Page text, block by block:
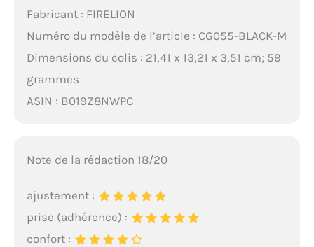
Fabricant : FIRELION
Numéro du modèle de l’article : CG055-BLACK-M
Dimensions du colis : 21,41 x 13,21 x 3,51 cm; 59
grammes
ASIN : B019Z8NWPC
Note de la rédaction 18/20
ajustement :
prise (adhérence) :
confort :